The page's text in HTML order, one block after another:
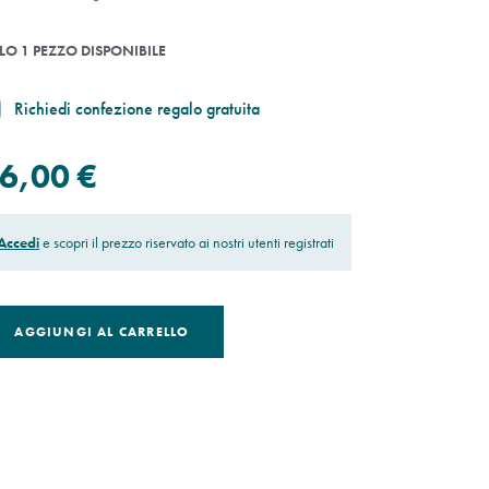
1 PEZZO DISPONIBILE
Richiedi confezione regalo gratuita
€
e scopri il prezzo riservato ai nostri utenti registrati
AGGIUNGI AL CARRELLO